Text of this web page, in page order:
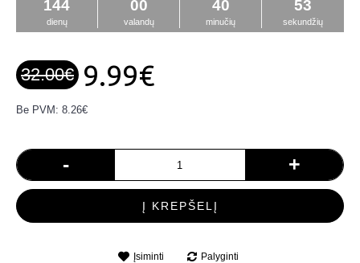
144
dienų
00
valandų
40
minučių
53
sekundžių
32.00€ 9.99€
Be PVM: 8.26€
- +
Į KREPŠELĮ
Įsiminti Palyginti